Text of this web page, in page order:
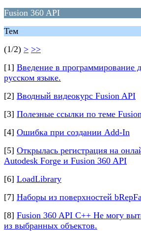
Fusion 360 API
Тем
(1/2) > >>
[1] Введение в программирование
русском языке.
[2] Вводный видеокурс Fusion API
[3] Полезные ссылки по теме
[4] Ошибка при создании Add-In
[5] Открылась регистрация на
Autodesk Forge и Fusion 360 API
[6] LoadLibrary
[7] Наборы из поверхностей
[8] Fusion 360 API C++ Не могу
из выбранных объектов.